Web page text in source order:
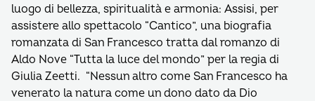
luogo di bellezza, spiritualità e armonia: Assisi, per
assistere allo spettacolo “Cantico”, una biografia
romanzata di San Francesco tratta dal romanzo di
Aldo Nove “Tutta la luce del mondo” per la regia di
Giulia Zeetti. “Nessun altro come San Francesco ha
venerato la natura come un dono dato da Dio